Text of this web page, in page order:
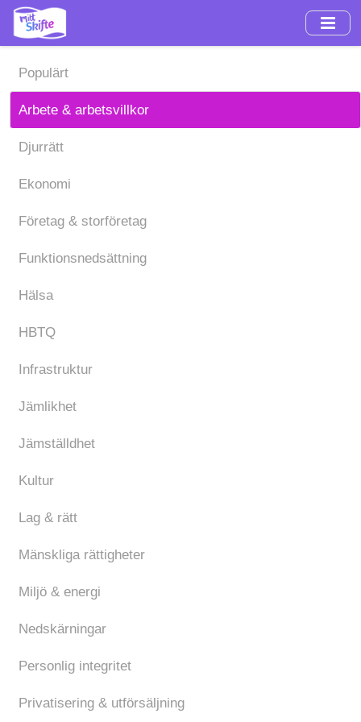
Hoppa
huvudinnehåll
Populärt
Arbete & arbetsvillkor
Djurrätt
Ekonomi
Företag & storföretag
Funktionsnedsättning
Hälsa
HBTQ
Infrastruktur
Jämlikhet
Jämställdhet
Kultur
Lag & rätt
Mänskliga rättigheter
Miljö & energi
Nedskärningar
Personlig integritet
Privatisering & utförsäljning